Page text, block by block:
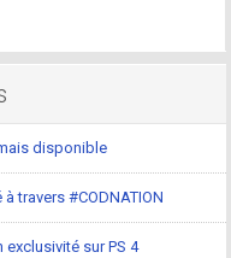
disponible
travers #CODNATION
exclusivité sur PS 4